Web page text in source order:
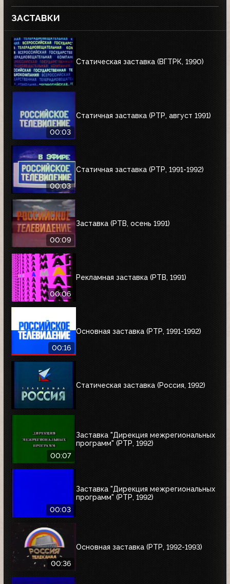
ЗАСТАВКИ
Статическая заставка (ВГТРК, 1990)
00:03
Статичная заставка (РТР, август 1991)
00:03
Статичная заставка (РТР, 1991-1992)
00:09
Заставка (РТВ, осень 1991)
00:06
Рекламная заставка (РТВ, 1991)
00:16
Основная заставка (РТР, 1991-1992)
Статическая заставка (Россия, 1992)
00:07
Заставка "Дирекция межрегиональных
программ" (РТР, 1992)
00:03
Заставка "Дирекция межрегиональных
программ" (РТР, 1992)
00:36
Основная заставка (РТР, 1992-1993)